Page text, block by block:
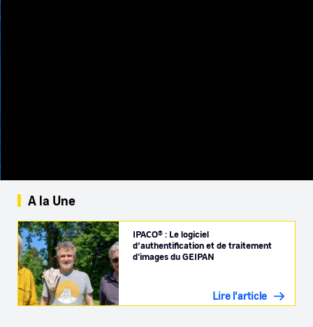
A la Une
IPACO® : Le logiciel
d’authentification et de traitement
d'images du GEIPAN
Lire l'article